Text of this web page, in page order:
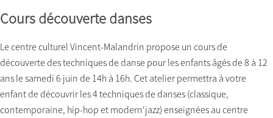
Cours découverte danses
Le centre culturel Vincent-Malandrin propose un cours de
découverte des techniques de danse pour les enfants âgés de 8 à 12
ans le samedi 6 juin de 14h à 16h. Cet atelier permettra à votre
enfant de découvrir les 4 techniques de danses (classique,
contemporaine, hip-hop et modern'jazz) enseignées au centre